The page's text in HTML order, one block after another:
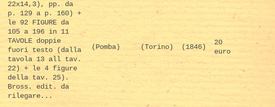
22x14,3), pp. da
p. 129 a p. 160) +
le 92 FIGURE da
105 a 196 in 11
TAVOLE doppie
fuori testo (dalla
tavola 13 all tav.
22) + le 4 figure
della tav. 25).
Bross. edit. da
rilegare...
(Pomba) (Torino) (1846)
20
euro